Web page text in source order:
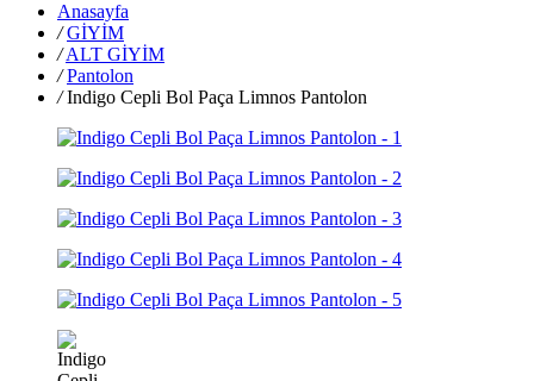
Anasayfa
/ GİYİM
/ ALT GİYİM
/ Pantolon
/ Indigo Cepli Bol Paça Limnos Pantolon